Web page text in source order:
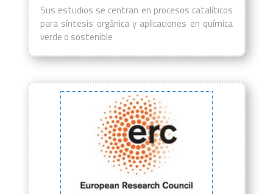
Sus estudios se centran en procesos catalíticos
para síntesis orgánica y aplicaciones en química
verde o sostenible